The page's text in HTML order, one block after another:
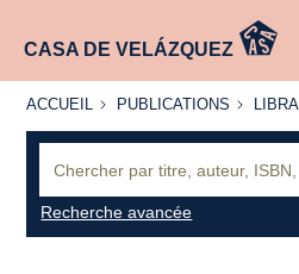
CASA DE VELÁZQUEZ
ACCUEIL
ACCUEIL PUBLICATIONS
PUBLICATIONS
Recherche avancée